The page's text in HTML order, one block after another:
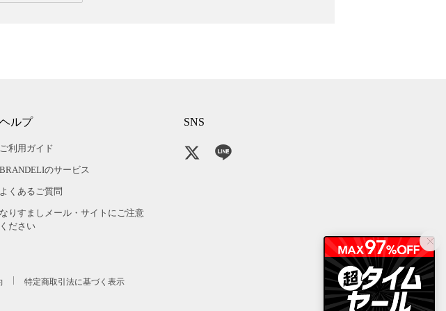
ヘルプ
ご利用ガイド
BRANDELIのサービス
よくあるご質問
なりすましメール・サイトにご注意
ください
SNS
特定商取引法に基づく表示